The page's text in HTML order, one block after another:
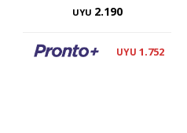
UYU 2.190
UYU 1.752